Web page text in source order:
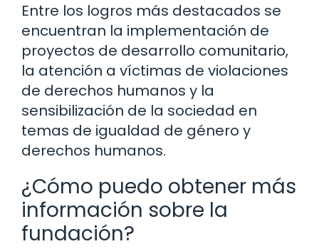
Entre los logros más destacados se
encuentran la implementación de
proyectos de desarrollo comunitario,
la atención a víctimas de violaciones
de derechos humanos y la
sensibilización de la sociedad en
temas de igualdad de género y
derechos humanos.
¿Cómo puedo obtener más
información sobre la
fundación?